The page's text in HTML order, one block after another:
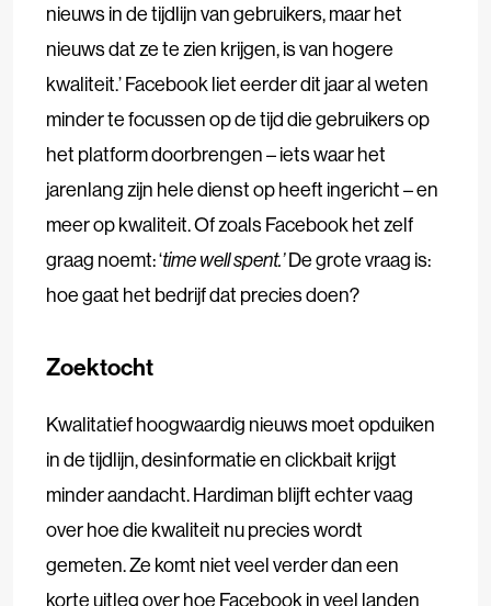
nieuws in de tijdlijn van gebruikers, maar het
nieuws dat ze te zien krijgen, is van hogere
kwaliteit.’ Facebookliet eerder dit jaar al weten
minder te focussen op de tijd die gebruikers op
het platform doorbrengen – iets waar het
jarenlang zijn hele dienst op heeft ingericht – en
meer op kwaliteit. Of zoals Facebook het zelf
graag noemt: ‘time well spent.’De grote vraag is:
hoe gaat het bedrijf dat precies doen?
Zoektocht
Kwalitatief hoogwaardig nieuws moet opduiken
in de tijdlijn, desinformatie en clickbait krijgt
minder aandacht. Hardiman blijft echter vaag
over hoe die kwaliteit nu precies wordt
gemeten. Ze komt niet veel verder dan een
korte uitleg over hoe Facebook in veel landen